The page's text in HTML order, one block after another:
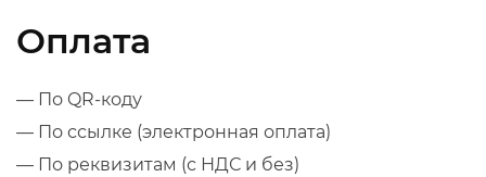
Оплата
— По QR-коду
— По ссылке (электронная оплата)
— По реквизитам (с НДС и без)